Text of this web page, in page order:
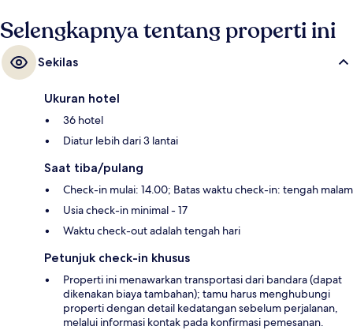
Selengkapnya tentang properti ini
Sekilas
Ukuran hotel
36 hotel
Diatur lebih dari 3 lantai
Saat tiba/pulang
Check-in mulai: 14.00; Batas waktu check-in: tengah malam
Usia check-in minimal - 17
Waktu check-out adalah tengah hari
Petunjuk check-in khusus
Properti ini menawarkan transportasi dari bandara (dapat
dikenakan biaya tambahan); tamu harus menghubungi
properti dengan detail kedatangan sebelum perjalanan,
melalui informasi kontak pada konfirmasi pemesanan.